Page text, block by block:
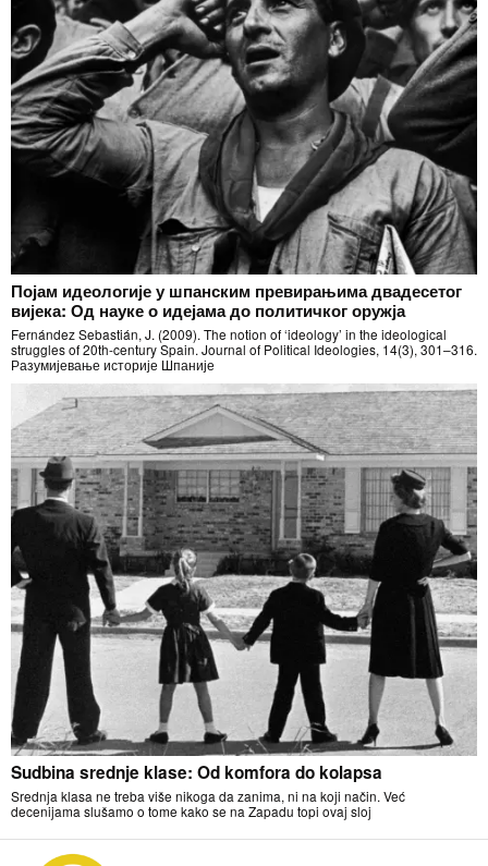
Појам идеологије у шпанским превирањима двадесетог
вијека: Од науке о идејама до политичког оружја
Fernández Sebastián, J. (2009). The notion of ‘ideology’ in the ideological
struggles of 20th-century Spain. Journal of Political Ideologies, 14(3), 301–316.
Разумијевање историје Шпаније
Sudbina srednje klase: Od komfora do kolapsa
Srednja klasa ne treba više nikoga da zanima, ni na koji način. Već
decenijama slušamo o tome kako se na Zapadu topi ovaj sloj